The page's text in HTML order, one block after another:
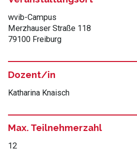
wvib-Campus
Merzhauser Straße 118
79100 Freiburg
Dozent/in
Katharina Knaisch
Max. Teilnehmerzahl
12